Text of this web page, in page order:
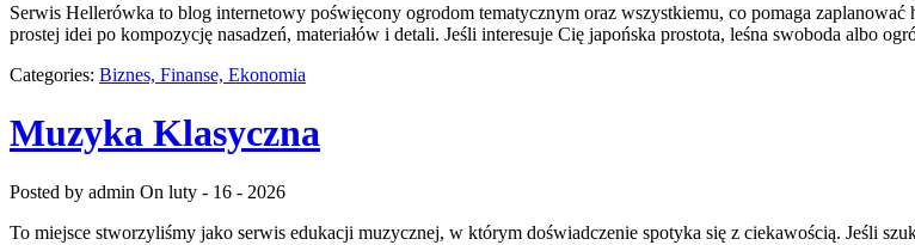
Serwis Hellerówka to blog internetowy poświęcony ogrodom tematycznym oraz wszystkiemu, co pomaga
prostej idei po kompozycję nasadzeń, materiałów i detali. Jeśli interesuje Cię japońska prostota, leśna swoboda albo
Categories: Biznes, Finanse, Ekonomia
Muzyka Klasyczna
Posted by admin On luty - 16 - 2026
To miejsce stworzyliśmy jako serwis edukacji muzycznej, w którym doświadczenie spotyka się z ciekawością. Jeśli